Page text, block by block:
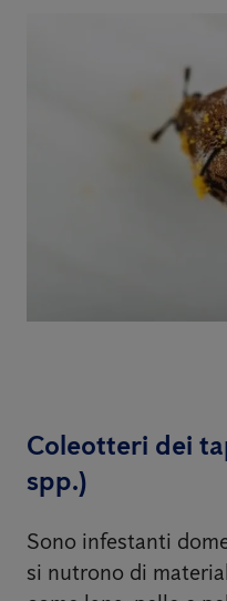
Coleotteri dei
spp.)
Sono infestanti
si nutrono di